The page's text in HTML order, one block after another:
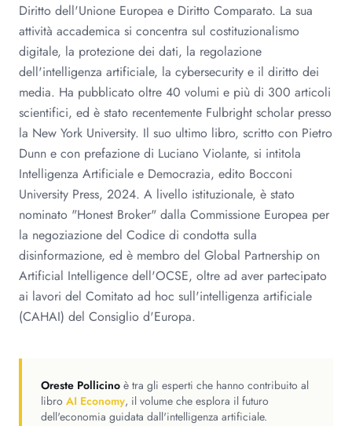
Diritto dell'Unione Europea e Diritto Comparato. La sua
attività accademica si concentra sul costituzionalismo
digitale, la protezione dei dati, la regolazione
dell'intelligenza artificiale, la cybersecurity e il diritto dei
media. Ha pubblicato oltre 40 volumi e più di 300 articoli
scientifici, ed è stato recentemente Fulbright scholar presso
la New York University. Il suo ultimo libro, scritto con Pietro
Dunn e con prefazione di Luciano Violante, si intitola
Intelligenza Artificiale e Democrazia, edito Bocconi
University Press, 2024. A livello istituzionale, è stato
nominato "Honest Broker" dalla Commissione Europea per
la negoziazione del Codice di condotta sulla
disinformazione, ed è membro del Global Partnership on
Artificial Intelligence dell'OCSE, oltre ad aver partecipato
ai lavori del Comitato ad hoc sull'intelligenza artificiale
(CAHAI) del Consiglio d'Europa.
Oreste Pollicino è tra gli esperti che hanno contribuito al
libro AI Economy, il volume che esplora il futuro
dell'economia guidata dall'intelligenza artificiale.